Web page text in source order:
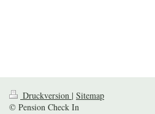
Druckversion | Sitemap
© Pension Check In